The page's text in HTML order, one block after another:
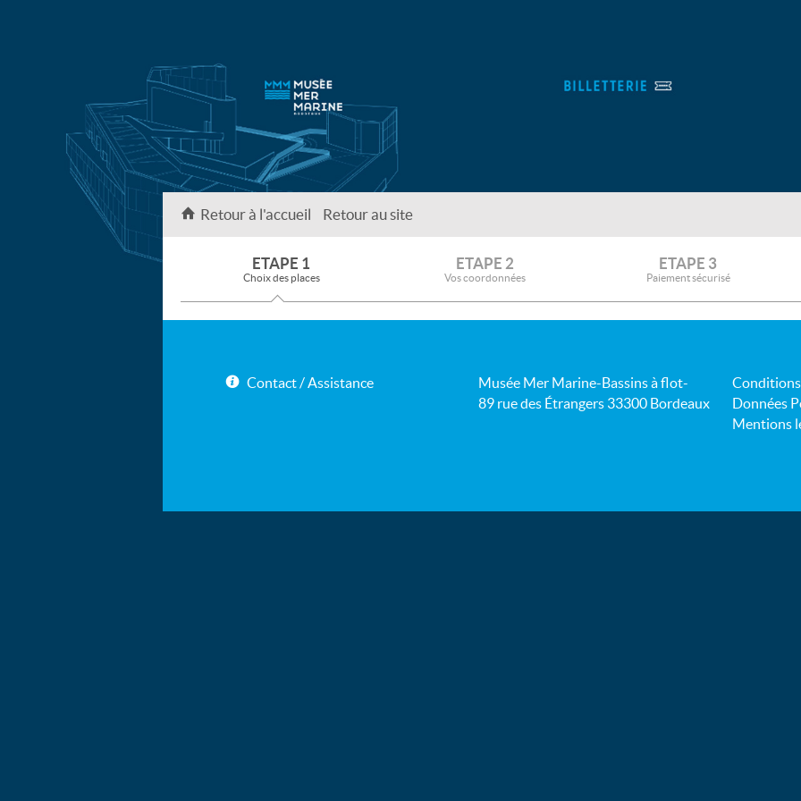
Retour à l'accueil Retour au site
ETAPE 1
Choix des places
ETAPE 2
Vos coordonnées
ETAPE 3
Paiement sécurisé
Contact / Assistance
Musée Mer Marine-Bassins à flot-
89 rue des Étrangers 33300 Bordeaux
Données
Mentions